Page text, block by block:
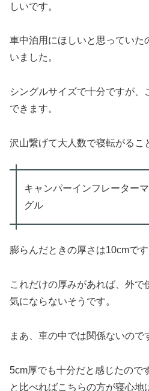
しいです。
車中泊用にほしいと思っていた
いました。
シングルサイズで十分ですが、
できます。
沢山繋げて大人数で寝転がるこ
キャンパーインフレーター
グル
膨らんだときの厚さは10cmで
これだけの厚みがあれば、外で
気にならないそうです。
まあ、車の中では関係ないので
5cm厚でも十分だと感じたので
と比べればこちらの方が寝心地